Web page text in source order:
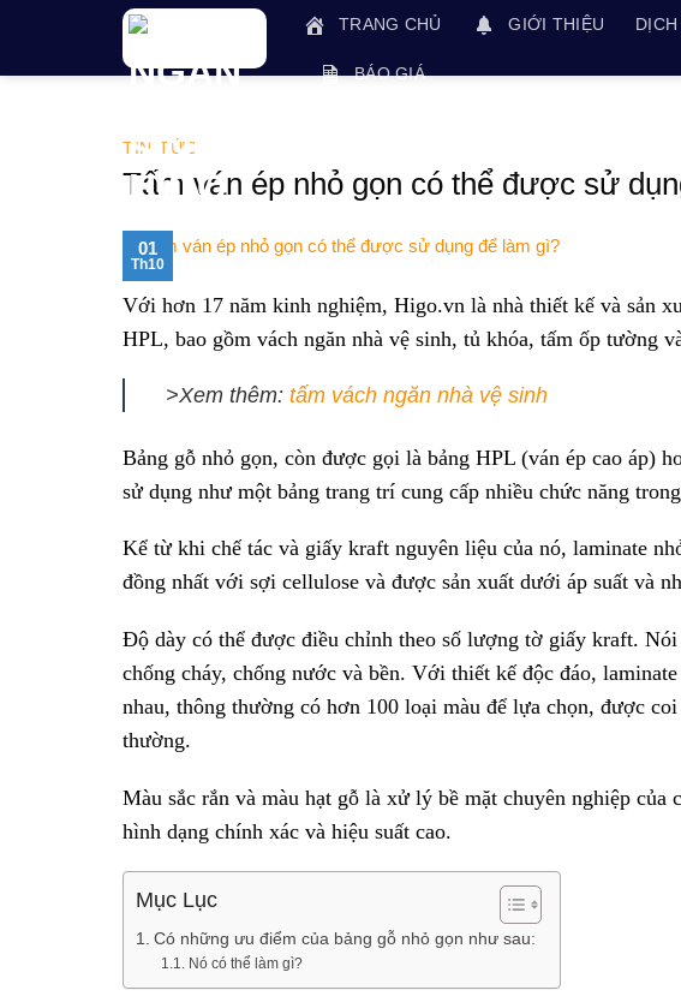
TRANG CHỦ GIỚI THIỆU
BÁO GIÁ
TIN TỨC
Tấm ván ép nhỏ gọn có thể được sử
01
Th10
Với hơn 17 năm kinh nghiệm, Higo.vn là nhà thiết kế và sản
HPL, bao gồm vách ngăn nhà vệ sinh, tủ khóa, tấm ốp tường
>Xem thêm: tấm vách ngăn nhà vệ sinh
Bảng gỗ nhỏ gọn, còn được gọi là bảng HPL (ván ép cao áp)
sử dụng như một bảng trang trí cung cấp nhiều chức năng
Kể từ khi chế tác và giấy kraft nguyên liệu của nó, laminate
đồng nhất với sợi cellulose và được sản xuất dưới áp suất và
Độ dày có thể được điều chỉnh theo số lượng tờ giấy kraft.
chống cháy, chống nước và bền. Với thiết kế độc đáo,
nhau, thông thường có hơn 100 loại màu để lựa chọn, được
thường.
Màu sắc rắn và màu hạt gỗ là xử lý bề mặt chuyên nghiệp
hình dạng chính xác và hiệu suất cao.
Mục Lục
Có những ưu điểm của bảng gỗ nhỏ gọn như sau:
Nó có thể làm gì?